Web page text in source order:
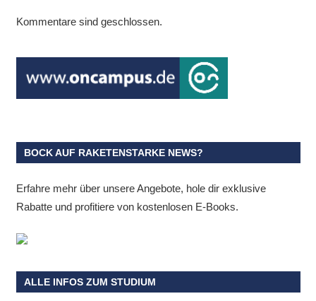
Kommentare sind geschlossen.
BOCK AUF RAKETENSTARKE NEWS?
Erfahre mehr über unsere Angebote, hole dir exklusive
Rabatte und profitiere von kostenlosen E-Books.
ALLE INFOS ZUM STUDIUM